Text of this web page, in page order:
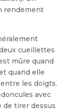
rendement
cueillettes
mûre quand
quand elle
les doigts.
avec
de tirer dessus